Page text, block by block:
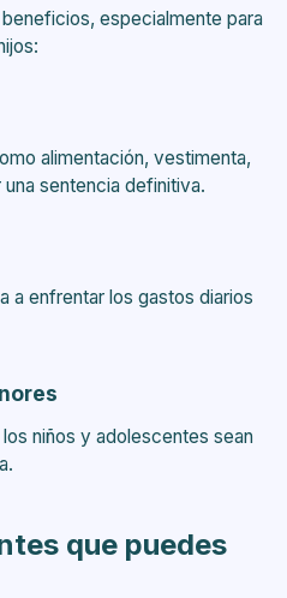
especialmente para
alimentación, vestimenta,
sentencia definitiva.
a enfrentar los gastos diarios
niños y adolescentes sean
que puedes